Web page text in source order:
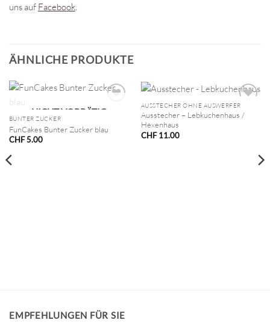
uns auf Facebook
ÄHNLICHE PRODUKTE
NICHT VORRÄTIG
BUNTER ZUCKER
FunCakes Bunter Zucker blau
CHF5.00
AUSSTECHER OHNE AUSWERFER
Ausstecher – Lebkuchenhaus /
Hexenhaus
CHF11.00
EMPFEHLUNGEN FÜR SIE